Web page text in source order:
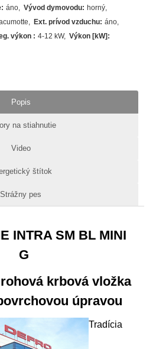
: áno Vývod dymovodu: horný
Ext. prívod vzduchu: áno
výkon : 4-12 kW Výkon [kW] :
Popis
na stiahnutie
Video
štítok
Strážny pes
INTRA SM BL MINI
G
krbová vložka
úpravou
Tradícia